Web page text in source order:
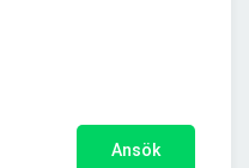
Ansök